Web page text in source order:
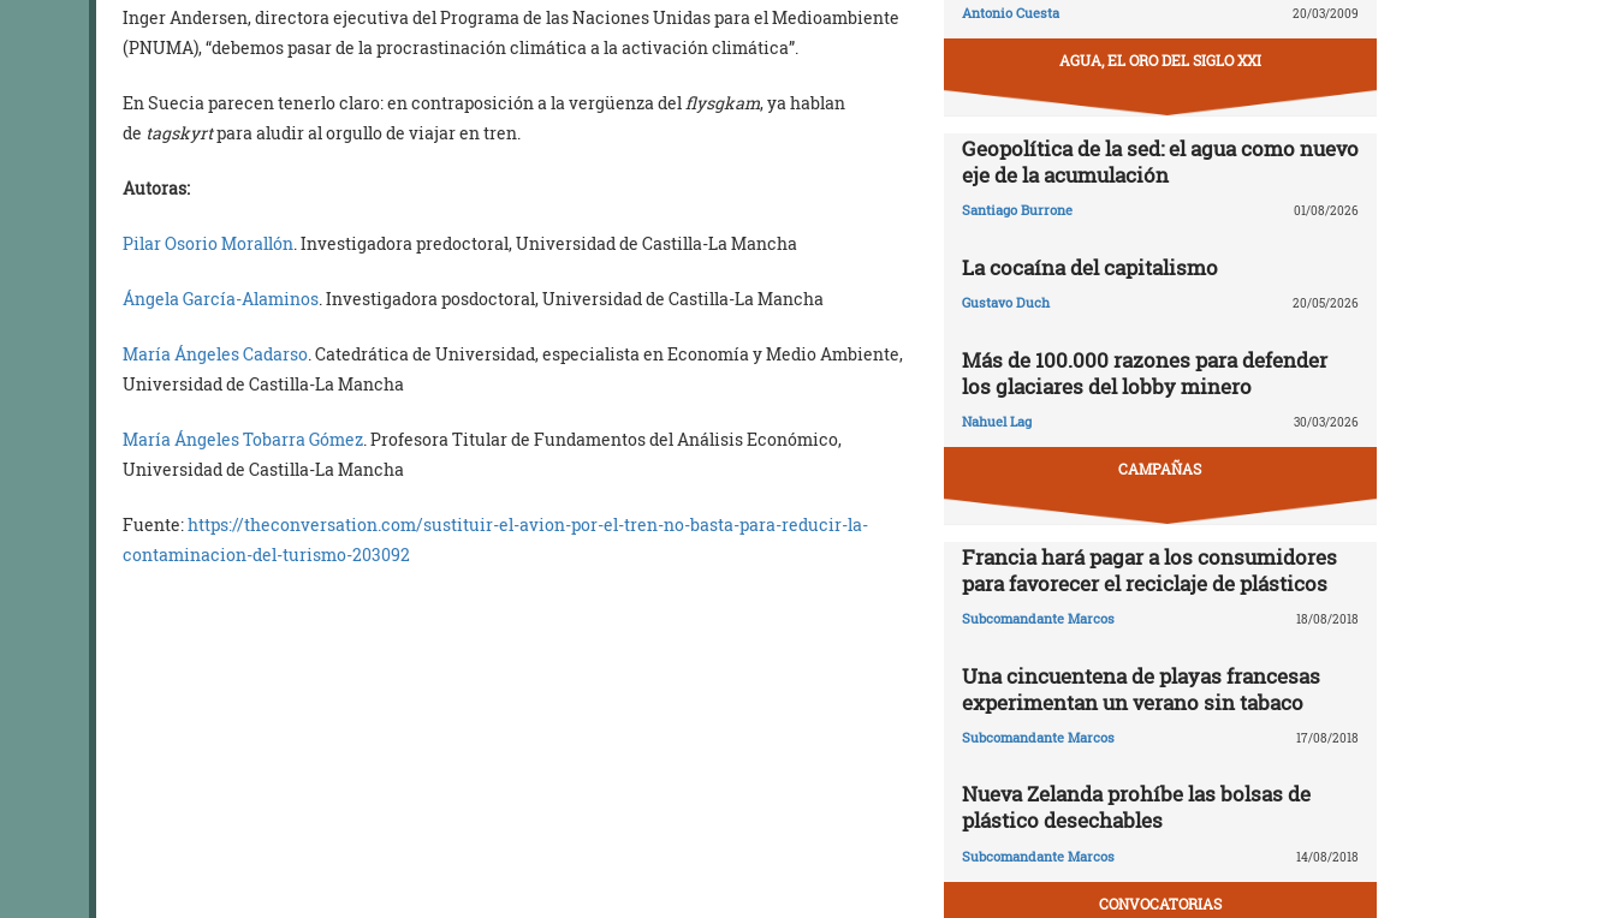
Inger Andersen, directora ejecutiva del Programa de las Naciones Unidas para el Medioambiente
(PNUMA), “debemos pasar de la procrastinación climática a la activación climática”.
En Suecia parecen tenerlo claro: en contraposición a la vergüenza del flysgkam, ya hablan
de tagskyrtpara aludir al orgullo de viajar en tren.
Autoras:
Pilar Osorio Morallón . Investigadora predoctoral, Universidad de Castilla-La Mancha
Ángela García-Alaminos . Investigadora posdoctoral, Universidad de Castilla-La Mancha
María Ángeles Cadarso . Catedrática de Universidad, especialista en Economía y Medio Ambiente,
Universidad de Castilla-La Mancha
María Ángeles Tobarra Gómez . Profesora Titular de Fundamentos del Análisis Económico,
Universidad de Castilla-La Mancha
Fuente:https://theconversation.com/sustituir-el-avion-por-el-tren-no-basta-para-reducir-la-
contaminacion-del-turismo-203092
Antonio Cuesta 20/03/2009
AGUA, EL ORO DEL SIGLO XXI
Geopolítica de la sed: el agua como nuevo
eje de la acumulación
Santiago Burrone 01/08/2026
La cocaína del capitalismo
Gustavo Duch 20/05/2026
Más de 100.000 razones para defender
los glaciares del lobby minero
Nahuel Lag 30/03/2026
CAMPAÑAS
Francia hará pagar a los consumidores
para favorecer el reciclaje de plásticos
Subcomandante Marcos 18/08/2018
Una cincuentena de playas francesas
experimentan un verano sin tabaco
Subcomandante Marcos 17/08/2018
Nueva Zelanda prohíbe las bolsas de
plástico desechables
Subcomandante Marcos 14/08/2018
CONVOCATORIAS